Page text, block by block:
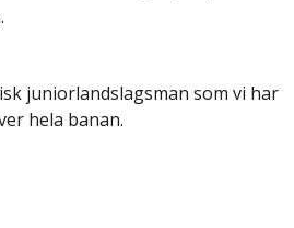
juniorlandslagsman som vi har
hela banan.